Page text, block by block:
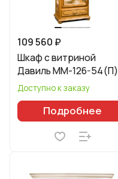
109 560 ₽
Шкаф с витриной
Давиль ММ-126-54(П)
Доступно к заказу
Подробнее